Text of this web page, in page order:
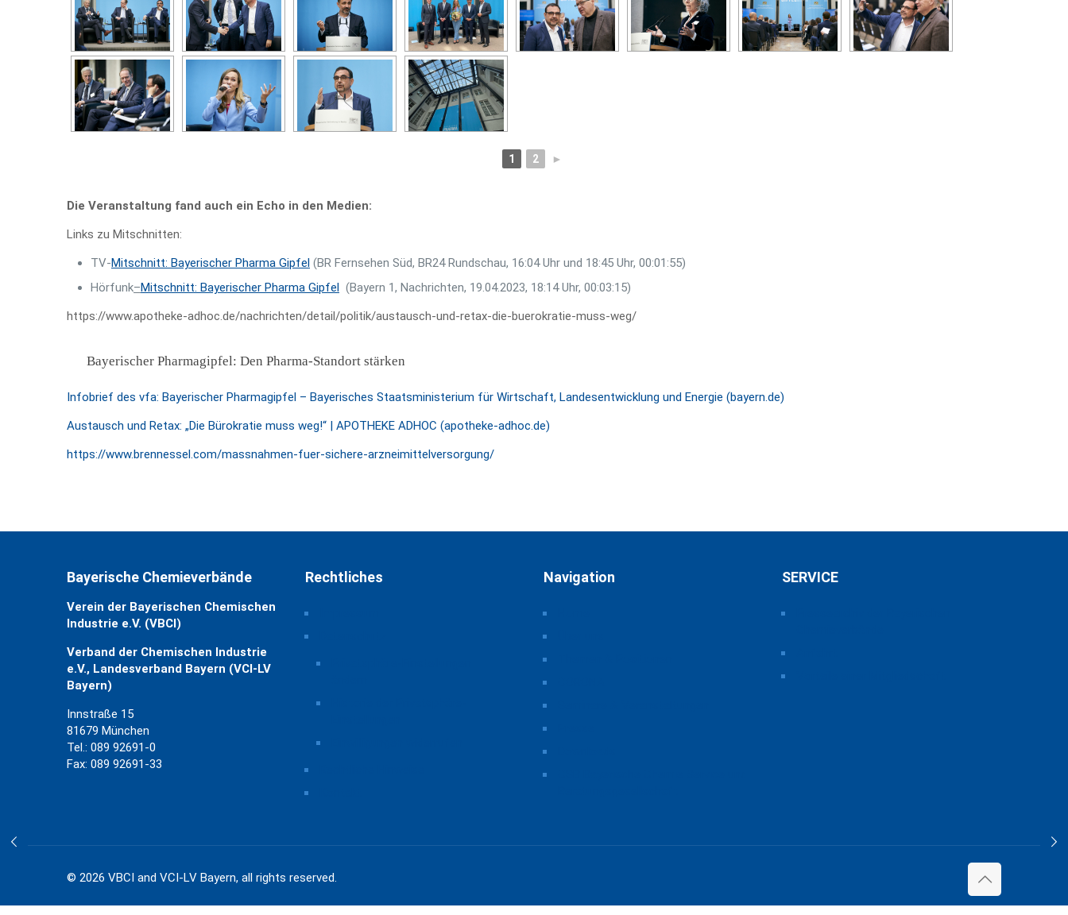
1 2 ►
Die Veranstaltung fand auch ein Echo in den Medien:
Links zu Mitschnitten:
TV-Mitschnitt: Bayerischer Pharma Gipfel (BR Fernsehen Süd, BR24 Rundschau, 16:04 Uhr und 18:45 Uhr, 00:01:55)
Hörfunk–Mitschnitt: Bayerischer Pharma Gipfel (Bayern 1, Nachrichten, 19.04.2023, 18:14 Uhr, 00:03:15)
https://www.apotheke-adhoc.de/nachrichten/detail/politik/austausch-und-retax-die-buerokratie-muss-weg/
Bayerischer Pharmagipfel: Den Pharma-Standort stärken
Infobrief des vfa: Bayerischer Pharmagipfel – Bayerisches Staatsministerium für Wirtschaft, Landesentwicklung und Energie (bayern.de)
Austausch und Retax: „Die Bürokratie muss weg!“ | APOTHEKE ADHOC (apotheke-adhoc.de)
https://www.brennessel.com/massnahmen-fuer-sichere-arzneimittelversorgung/
Bayerische Chemieverbände
Verein der Bayerischen Chemischen
Industrie e.V. (VBCI)
Verband der Chemischen Industrie
e.V., Landesverband Bayern (VCI-LV
Bayern)
Innstraße 15
81679 München
Tel.: 089 92691-0
Fax: 089 92691-33
Rechtliches Navigation SERVICE
© 2026 VBCI and VCI-LV Bayern, all rights reserved.